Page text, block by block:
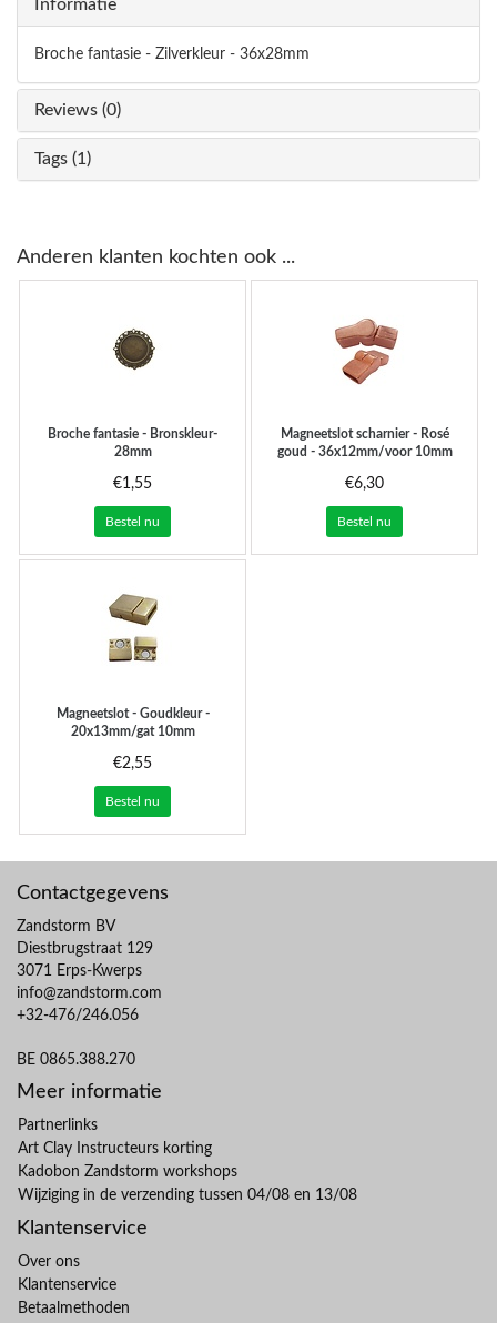
Informatie
Broche fantasie - Zilverkleur - 36x28mm
Reviews (0)
Tags (1)
Anderen klanten kochten ook ...
Broche fantasie - Bronskleur-
28mm
€1,55
Bestel nu
Magneetslot scharnier - Rosé
goud - 36x12mm/voor 10mm
€6,30
Bestel nu
Magneetslot - Goudkleur -
20x13mm/gat 10mm
€2,55
Bestel nu
Contactgegevens
Zandstorm BV
Diestbrugstraat 129
3071 Erps-Kwerps
info@zandstorm.com
+32-476/246.056
BE 0865.388.270
Meer informatie
Partnerlinks
Art Clay Instructeurs korting
Kadobon Zandstorm workshops
Wijziging in de verzending tussen 04/08 en 13/08
Klantenservice
Over ons
Klantenservice
Betaalmethoden